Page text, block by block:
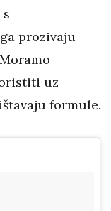
prozivaju
uz
formule.